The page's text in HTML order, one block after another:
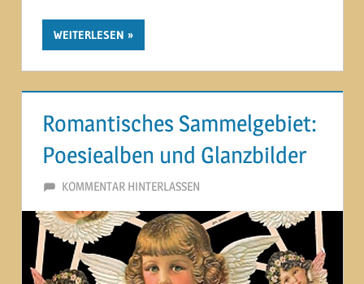
WEITERLESEN
Romantisches Sammelgebiet:
Poesiealben und Glanzbilder
12. JULI 2014
MARTINA BERG
KOMMENTAR HINTERLASSEN